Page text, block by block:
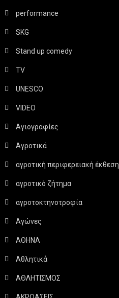
performance
SKG
Stand up comedy
TV
UNESCO
VIDEO
Αγιογραφίες
Αγροτικά
αγροτική περιφερειακή έκθεση
αγροτικό ζήτημα
αγροτοκτηνοτροφία
Αγώνες
ΑΘΗΝΑ
Αθλητικά
ΑΘΛΗΤΙΣΜΟΣ